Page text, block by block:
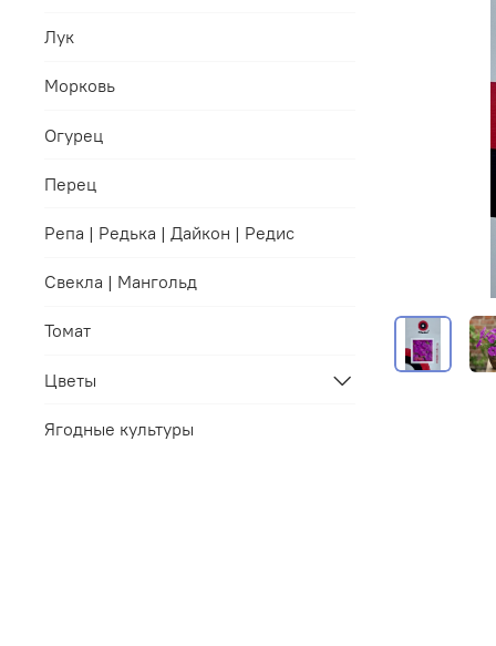
Лук
Морковь
Огурец
Перец
Репа | Редька | Дайкон | Редис
Свекла | Мангольд
Томат
Цветы
Ягодные культуры